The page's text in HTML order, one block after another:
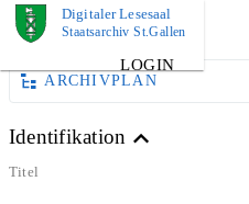
Digitaler Lesesaal
Staatsarchiv St.Gallen
LOGIN
DOKUMENT
ARCHIVPLAN
Identifikation
Titel